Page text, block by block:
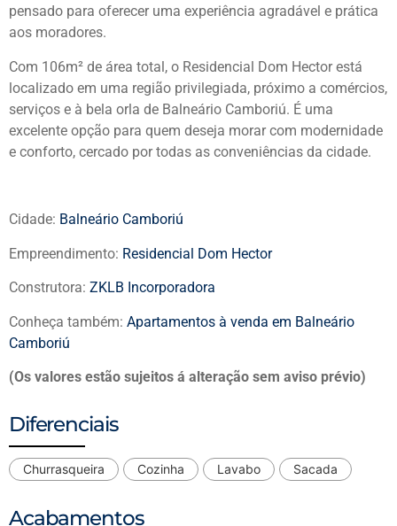
pensado para oferecer uma experiência agradável e prática
aos moradores.
Com 106m² de área total, o Residencial Dom Hector está
localizado em uma região privilegiada, próximo a comércios,
serviços e à bela orla de Balneário Camboriú. É uma
excelente opção para quem deseja morar com modernidade
e conforto, cercado por todas as conveniências da cidade.
Cidade: Balneário Camboriú
Empreendimento: Residencial Dom Hector
Construtora: ZKLB Incorporadora
Conheça também: Apartamentos à venda em Balneário
Camboriú
(Os valores estão sujeitos á alteração sem aviso prévio)
Diferenciais
Churrasqueira Cozinha Lavabo Sacada
Acabamentos